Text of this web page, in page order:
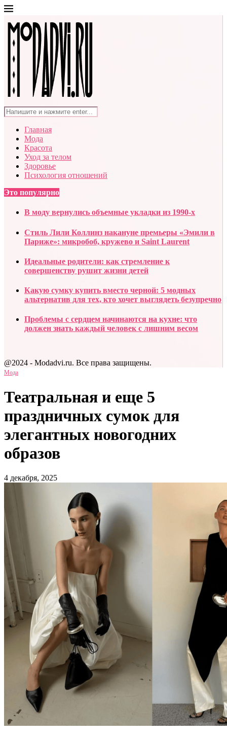
Главная
Мода
Красота
Уход за телом
Здоровье
Психология отношений
Это популярно
В моду вернулись объемные укладки из 1990-х
Стиль Лили Коллинз накануне премьеры «Эмили в
Париже»: микробоб, кружево и Saint Laurent
Идеальные родители: как стремление к
совершенству рушит жизни детей
Какую сумку купить вместо черной: 5 модных
альтернатив для тех, кто хочет выглядеть безупречно
Проблемы с сердцем начинаются на кухне: что
должен знать каждый человек с лишним весом
@2024 - Modadvi.ru. Все права защищены.
Мода
Театральная и еще 5
праздничных сумок для
элегантных новогодних
образов
4 декабря, 2025